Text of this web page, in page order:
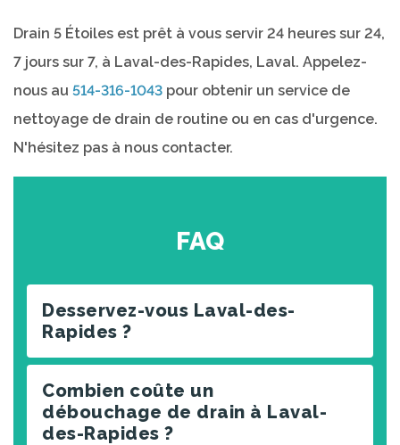
Drain 5 Étoiles est prêt à vous servir 24 heures sur 24,
7 jours sur 7, à Laval-des-Rapides, Laval. Appelez-
nous au 514-316-1043 pour obtenir un service de
nettoyage de drain de routine ou en cas d'urgence.
N'hésitez pas à nous contacter.
FAQ
Desservez-vous Laval-des-
Rapides ?
Combien coûte un
débouchage de drain à Laval-
des-Rapides ?